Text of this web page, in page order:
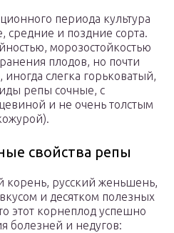
периода культура
средние и поздние сорта.
морозостойкостью
плодов, но почти
слегка горьковатый,
репы сочные, с
и не очень толстым
свойства репы
корень, русский женьшень,
и десятком полезных
этот корнеплод успешно
болезней и недугов: